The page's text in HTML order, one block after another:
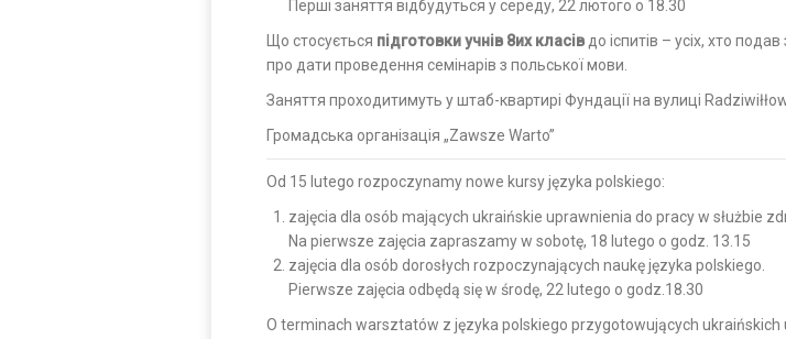
Перші заняття відбудуться у середу, 22 лютого о 18.30
Що стосується підготовки учнів 8их класів до іспитів – усіх, хто
про дати проведення семінарів з польської мови.
Заняття проходитимуть у штаб-квартирі Фундації на вулиці
Громадська організація „Zawsze Warto”
Od 15 lutego rozpoczynamy nowe kursy języka polskiego:
zajęcia dla osób mających ukraińskie uprawnienia do pracy w służbie
Na pierwsze zajęcia zapraszamy w sobotę, 18 lutego o godz. 13.15
zajęcia dla osób dorosłych rozpoczynających naukę języka polskiego.
Pierwsze zajęcia odbędą się w środę, 22 lutego o godz.18.30
O terminach warsztatów z języka polskiego przygotowujących